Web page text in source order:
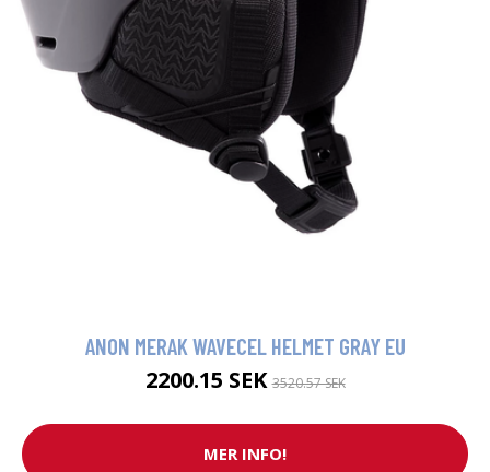
ANON MERAK WAVECEL HELMET GRAY EU
2200.15 SEK3520.57 SEK
MER INFO!